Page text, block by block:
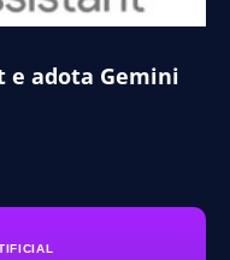
e adota Gemini